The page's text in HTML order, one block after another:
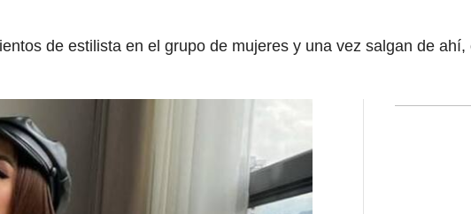
de estilista en el grupo de mujeres y una vez salgan de